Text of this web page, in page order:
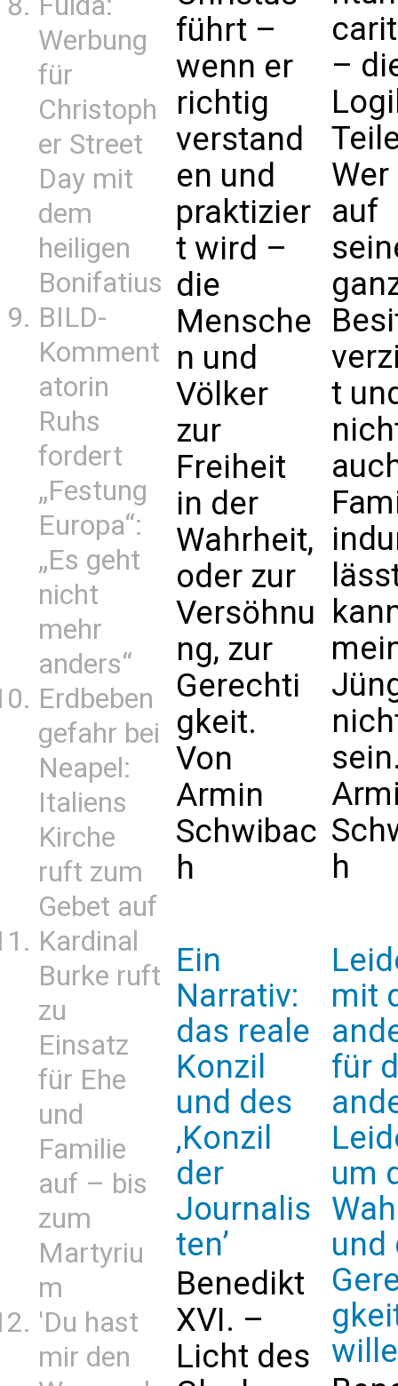
Werbung
für
Christoph
er Street
Day mit
dem
heiligen
Bonifatius
BILD-
Komment
atorin
Ruhs
fordert
„Festung
Europa“:
„Es geht
nicht
mehr
anders“
Erdbeben
gefahr bei
Neapel:
Italiens
Kirche
ruft zum
Gebet auf
Kardinal
Burke ruft
zu
Einsatz
für Ehe
und
Familie
auf – bis
zum
Martyriu
m
'Du hast
mir den
führt –
wenn er
richtig
verstand
en und
praktizier
t wird –
die
Mensche
n und
Völker
zur
Freiheit
in der
Wahrheit,
oder zur
Versöhnu
ng, zur
Gerechti
gkeit.
Von
Armin
Schwibac
h
–
auf
t
h
Ein
Narrativ:
das reale
Konzil
und des
‚Konzil
der
Journalis
ten’
Benedikt
XVI. –
Licht des
mit
für
um
und